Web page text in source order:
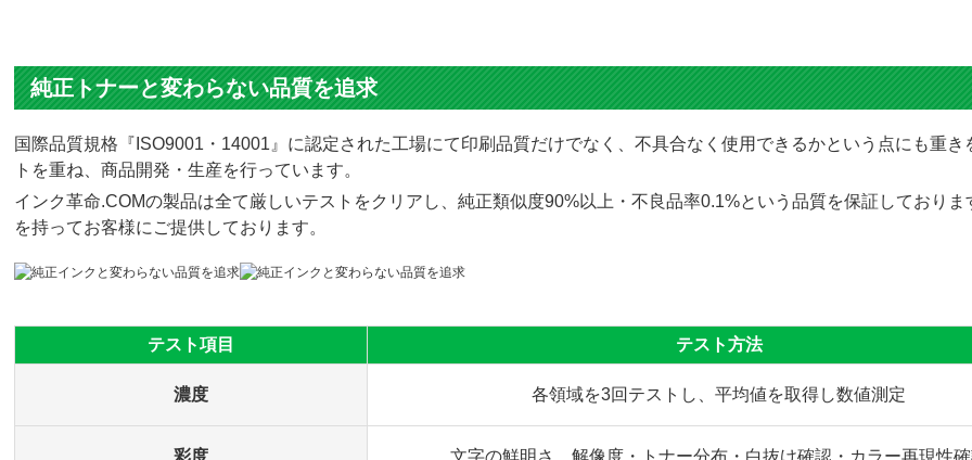
純正トナーと変わらない品質を追求
国際品質規格『ISO9001・14001』に認定された工場にて印刷品質だけでなく、不具合なく使用できるかという点にも重き
トを重ね、商品開発・生産を行っています。
インク革命.COMの製品は全て厳しいテストをクリアし、純正類似度90%以上・不良品率0.1%という品質を保証しておりま
を持ってお客様にご提供しております。
テスト項目 テスト方法
濃度 各領域を3回テストし、平均値を取得し数値測定
彩度 文字の鮮明さ、解像度・トナー分布・白抜け確認・カラー再現性